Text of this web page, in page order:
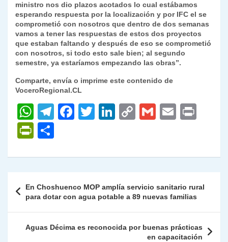
ministro nos dio plazos acotados lo cual estábamos
esperando respuesta por la localización y por IFC el se
comprometió con nosotros que dentro de dos semanas
vamos a tener las respuestas de estos dos proyectos
que estaban faltando y después de eso se comprometió
con nosotros, si todo esto sale bien; al segundo
semestre, ya estaríamos empezando las obras”.
Comparte, envía o imprime este contenido de
VoceroRegional.CL
W
h
at
s
p
p
T
gr
m
F
e
o
o
k
T
er
Li
e
n
C
y
n
k
G
l
E
l
P
nt
Fr
ie
n
dl
m
p
ar
tir
de
entradas
En Choshuenco MOP amplía servicio sanitario rural
para dotar con agua potable a 89 nuevas familias
Aguas Décima es reconocida por buenas prácticas
en capacitación